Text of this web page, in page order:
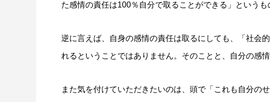
た感情の責任は100％自分で取ることができる」というも
逆に言えば、自身の感情の責任は取るにしても、「社会
れるということではありません。そのことと、自分の感
また気を付けていただきたいのは、頭で「これも自分の